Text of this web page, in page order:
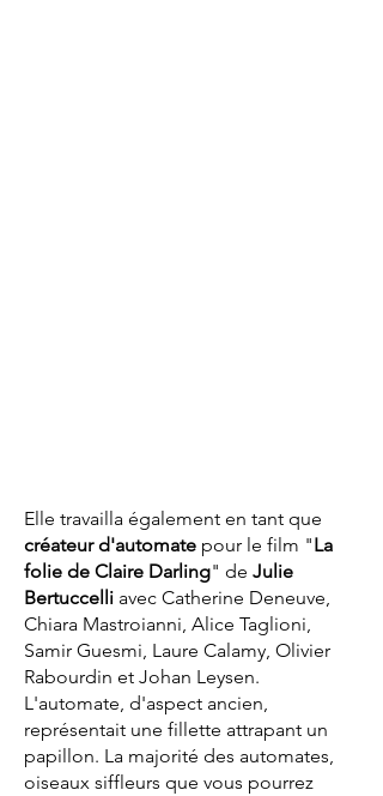
Elle travailla également en tant que
créateur d'automate pour le film "La
folie de Claire Darling" de Julie
Bertuccelli avec Catherine Deneuve,
Chiara Mastroianni, Alice Taglioni,
Samir Guesmi, Laure Calamy, Olivier
Rabourdin et Johan Leysen.
L'automate, d'aspect ancien,
représentait une fillette attrapant un
papillon. La majorité des automates,
oiseaux siffleurs que vous pourrez